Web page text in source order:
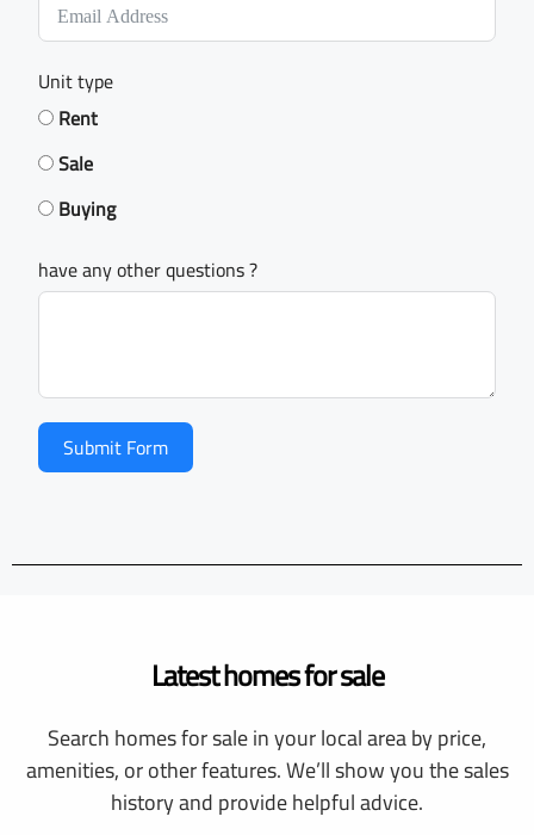
Unit type
Rent
Sale
Buying
have any other questions ?
Submit Form
Latest homes for sale
Search homes for sale in your local area by price,
amenities, or other features. We’ll show you the sales
history and provide helpful advice.